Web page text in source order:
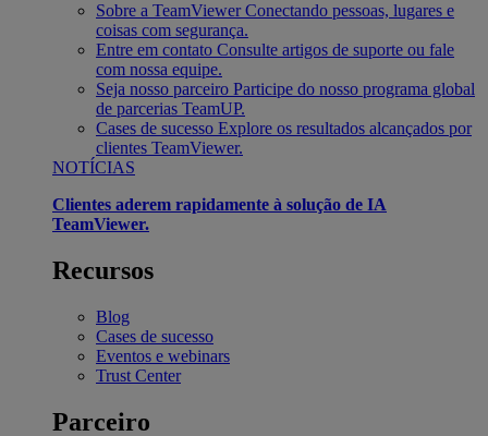
Sobre a TeamViewer Conectando pessoas, lugares e
coisas com segurança.
Entre em contato Consulte artigos de suporte ou fale
com nossa equipe.
Seja nosso parceiro Participe do nosso programa global
de parcerias TeamUP.
Cases de sucesso Explore os resultados alcançados por
clientes TeamViewer.
NOTÍCIAS
Clientes aderem rapidamente à solução de IA
TeamViewer.
Recursos
Blog
Cases de sucesso
Eventos e webinars
Trust Center
Parceiro